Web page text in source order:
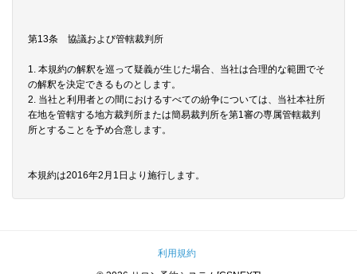
第13条 協議および管轄裁判所
1. 本規約の解釈を巡って疑義が生じた場合、当社は合理的な範囲でそ
の解釈を決定できるものとします。
2. 当社と利用者との間におけるすべての紛争については、当社本社所
在地を管轄する地方裁判所または簡易裁判所を第1審の専属管轄裁判
所とすることを予め合意します。
本規約は2016年2月1日より施行します。
利用規約